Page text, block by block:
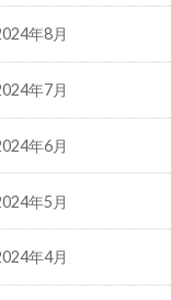
年8月
年7月
年6月
年5月
年4月